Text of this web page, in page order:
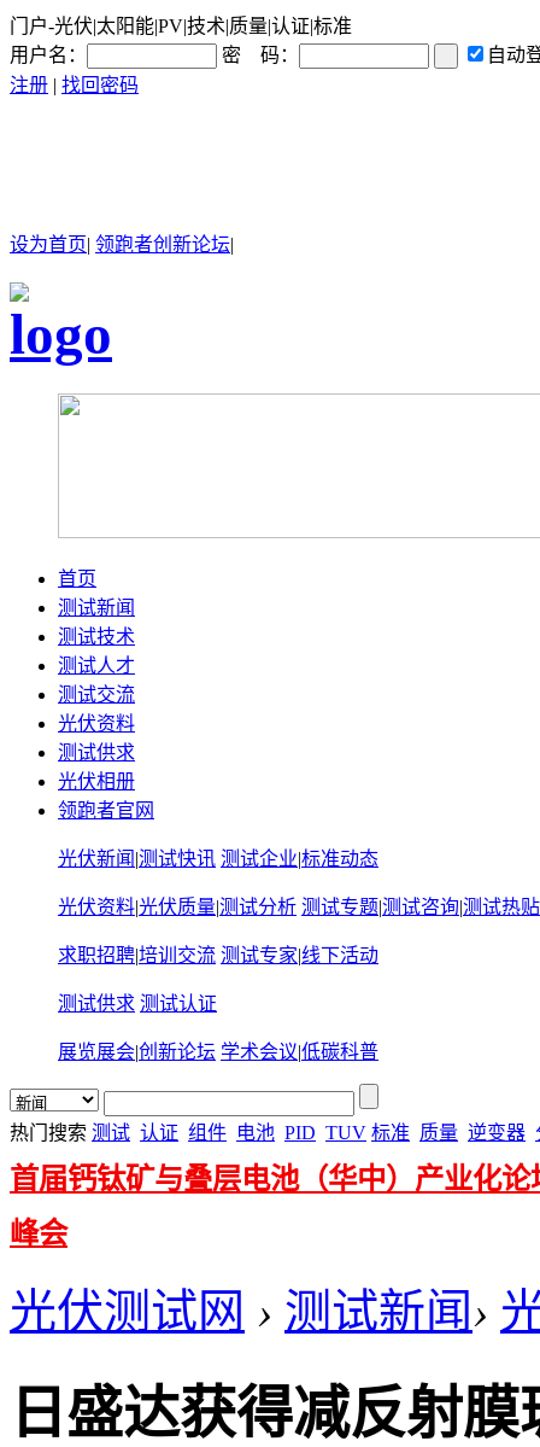
门户-光伏|太阳能|PV|技术|质量|认证|标准
用户名：
密 码：
自动
注册 | 找回密码
设为首页| 领跑者创新论坛|
首页
测试新闻
测试技术
测试人才
测试交流
光伏资料
测试供求
光伏相册
领跑者官网
光伏新闻 |测试快讯 测试企业|标准动态
光伏资料|光伏质量|测试分析 测试专题|测试咨询|测试热贴
求职招聘|培训交流 测试专家|线下活动
测试供求 测试认证
展览展会|创新论坛 学术会议|低碳科普
热门搜索 测试 认证 组件 电池 PID TUV 标准 质量 逆变器
首届钙钛矿与叠层电池（华中）产业化论
峰会
光伏测试网 › 测试新闻›
日盛达获得减反射